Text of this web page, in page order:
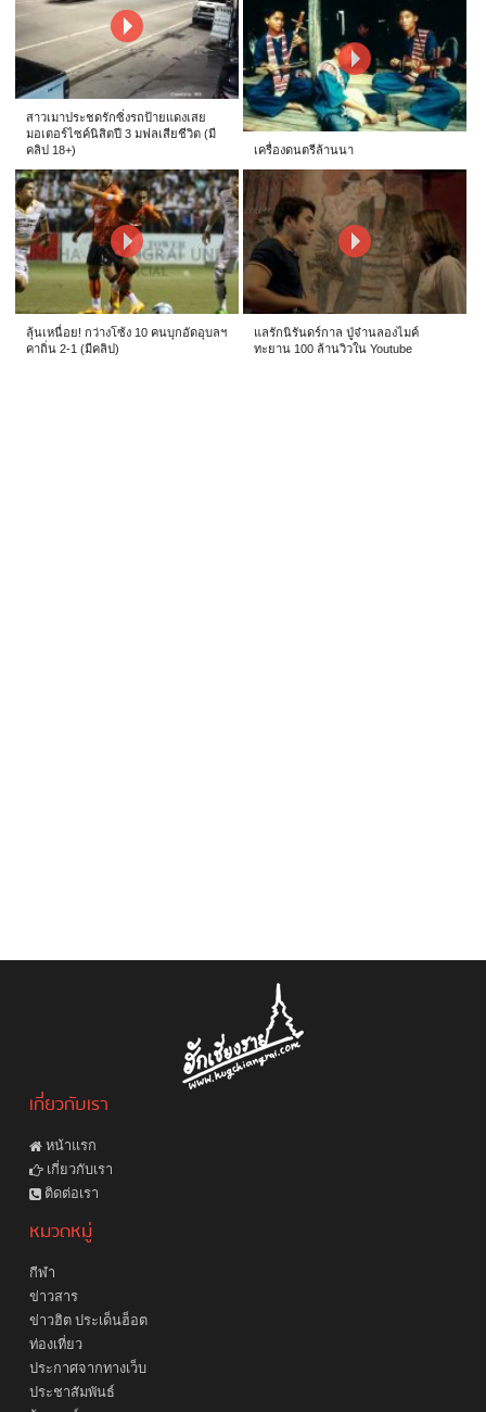
สาวเมาประชดรักซิ่งรถป้ายแดงเสย
มอเตอร์ไซค์นิสิตปี 3 มฟลเสียชีวิต (มี
คลิป 18+)
เครื่องดนตรีล้านนา
ลุ้นเหนื่อย! กว่างโซ้ง 10 คนบุกอัดอุบลฯ
คาถิ่น 2-1 (มีคลิป)
แลรักนิรันดร์กาล ปู่จ๋านลองไมค์
ทะยาน 100 ล้านวิวใน Youtube
เกี่ยวกับเรา
หน้าแรก
เกี่ยวกับเรา
ติดต่อเรา
หมวดหมู่
กีฬา
ข่าวสาร
ข่าวฮิต ประเด็นฮ็อต
ท่องเที่ยว
ประกาศจากทางเว็บ
ประชาสัมพันธ์